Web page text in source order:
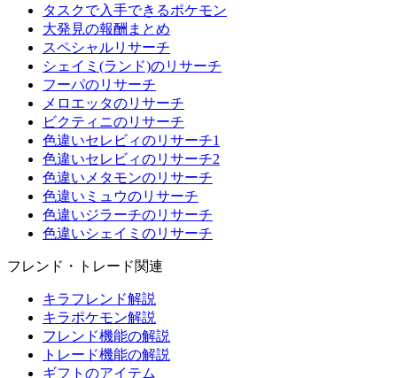
タスクで入手できるポケモン
大発見の報酬まとめ
スペシャルリサーチ
シェイミ(ランド)のリサーチ
フーパのリサーチ
メロエッタのリサーチ
ビクティニのリサーチ
色違いセレビィのリサーチ1
色違いセレビィのリサーチ2
色違いメタモンのリサーチ
色違いミュウのリサーチ
色違いジラーチのリサーチ
色違いシェイミのリサーチ
フレンド・トレード関連
キラフレンド解説
キラポケモン解説
フレンド機能の解説
トレード機能の解説
ギフトのアイテム